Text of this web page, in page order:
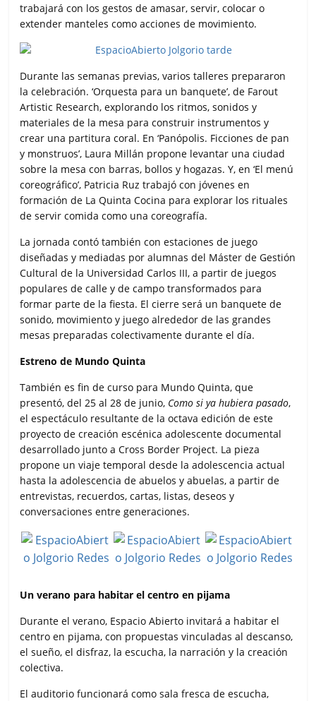
trabajará con los gestos de amasar, servir, colocar o
extender manteles como acciones de movimiento.
Durante las semanas previas, varios talleres prepararon
la celebración. ‘Orquesta para un banquete’, de Farout
Artistic Research, explorando los ritmos, sonidos y
materiales de la mesa para construir instrumentos y
crear una partitura coral. En ‘Panópolis. Ficciones de pan
y monstruos’, Laura Millán propone levantar una ciudad
sobre la mesa con barras, bollos y hogazas. Y, en ‘El menú
coreográfico’, Patricia Ruz trabajó con jóvenes en
formación de La Quinta Cocina para explorar los rituales
de servir comida como una coreografía.
La jornada contó también con estaciones de juego
diseñadas y mediadas por alumnas del Máster de Gestión
Cultural de la Universidad Carlos III, a partir de juegos
populares de calle y de campo transformados para
formar parte de la fiesta. El cierre será un banquete de
sonido, movimiento y juego alrededor de las grandes
mesas preparadas colectivamente durante el día.
Estreno de Mundo Quinta
También es fin de curso para Mundo Quinta, que
presentó, del 25 al 28 de junio, Como si ya hubiera pasado,
el espectáculo resultante de la octava edición de este
proyecto de creación escénica adolescente documental
desarrollado junto a Cross Border Project. La pieza
propone un viaje temporal desde la adolescencia actual
hasta la adolescencia de abuelos y abuelas, a partir de
entrevistas, recuerdos, cartas, listas, deseos y
conversaciones entre generaciones.
Un verano para habitar el centro en pijama
Durante el verano, Espacio Abierto invitará a habitar el
centro en pijama, con propuestas vinculadas al descanso,
el sueño, el disfraz, la escucha, la narración y la creación
colectiva.
El auditorio funcionará como sala fresca de escucha,